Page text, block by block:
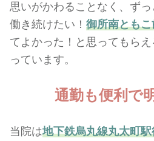
思いがかわることなく、ずっ
働き続けたい！ 御所南ともこ
てよかった！と思ってもら
っています。
通勤も便利で
当院は地下鉄烏丸線丸太町